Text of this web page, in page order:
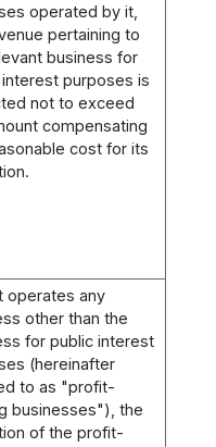
operated by it,
pertaining to
business for
purposes is
not to exceed
compensating
cost for its
operates any
other than the
for public interest
(hereinafter
to as "profit-
businesses"), the
of the profit-